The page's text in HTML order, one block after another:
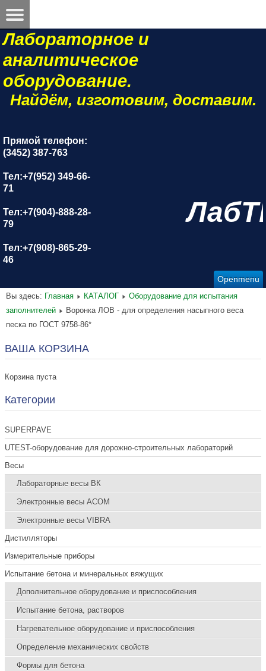
Лабораторное и
аналитическое
оборудование.
Найдём, изготовим, доставим.
Прямой телефон:
(3452) 387-763
Тел:+7(952) 349-66-
71
Тел:+7(904)-888-28-
79
Тел:+7(908)-865-29-
46
Openmenu
Вы здесь: Главная КАТАЛОГ
Оборудование для испытания
заполнителей
Воронка ЛОВ - для определения насыпного веса
песка по ГОСТ 9758-86*
ВАША КОРЗИНА
Корзина пуста
Категории
SUPERPAVE
UTEST-оборудование для дорожно-строительных лабораторий
Весы
Лабораторные весы ВК
Электронные весы ACOM
Электронные весы VIBRA
Дистилляторы
Измерительные приборы
Испытание бетона и минеральных вяжущих
Дополнительное оборудование и приспособления
Испытание бетона, растворов
Нагревательное оборудование и приспособления
Определение механических свойств
Формы для бетона